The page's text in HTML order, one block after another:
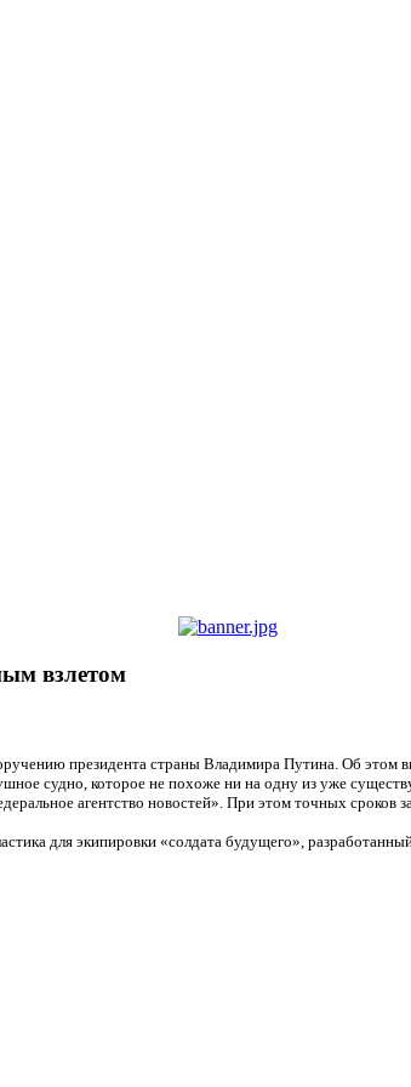
взлетом
президента страны Владимира Путина. Об
судно, которое не похоже ни на одну из уже
агентство новостей». При этом точных сроков
для экипировки «солдата будущего»,